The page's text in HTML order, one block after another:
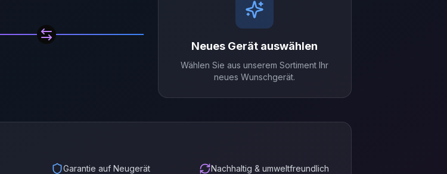
Neues Gerät auswählen
Wählen Sie aus unserem Sortiment Ihr
neues Wunschgerät.
Garantie auf Neugerät Nachhaltig & umweltfreundlich